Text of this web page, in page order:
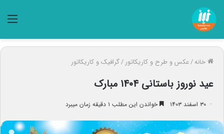
خانه/عکس و طرح و کاریکاتور /گرافیک و کاریکاتور
عید نوروز باستانی ۱۴۰۴ مبارک
۳۰ اسفند ۱۴۰۳ خواندن این مطلب ۱ دقیقه زمان میبرد